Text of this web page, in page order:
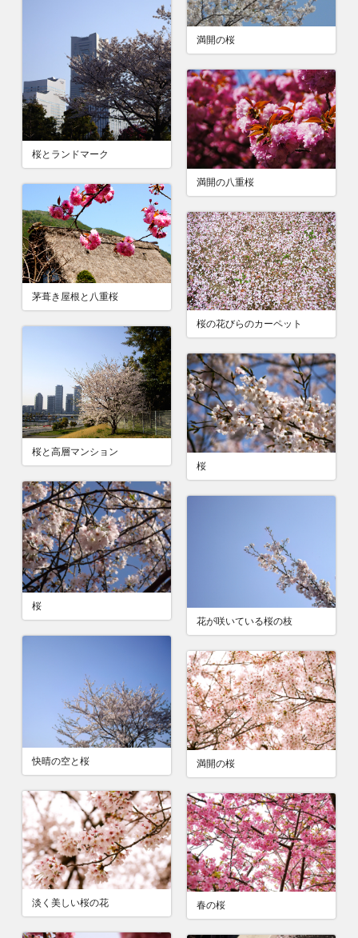
満開の桜
桜とランドマーク
満開の八重桜
茅葺き屋根と八重桜
桜の花びらのカーペット
桜と高層マンション
桜
桜
花が咲いている桜の枝
快晴の空と桜 満開の桜
淡く美しい桜の花 春の桜